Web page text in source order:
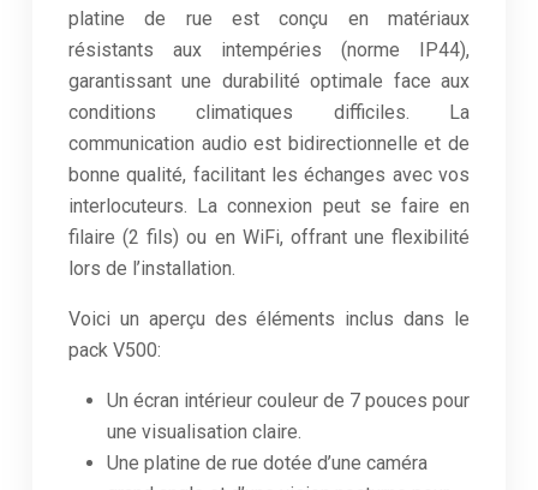
platine de rue est conçu en matériaux
résistants aux intempéries (norme IP44),
garantissant une durabilité optimale face aux
conditions climatiques difficiles. La
communication audio est bidirectionnelle et de
bonne qualité, facilitant les échanges avec vos
interlocuteurs. La connexion peut se faire en
filaire (2 fils) ou en WiFi, offrant une flexibilité
lors de l’installation.
Voici un aperçu des éléments inclus dans le
pack V500:
Un écran intérieur couleur de 7 pouces pour
une visualisation claire.
Une platine de rue dotée d’une caméra